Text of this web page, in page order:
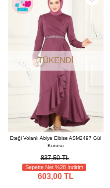
TÜKENDI
Eteği Volanlı Abiye Elbise ASM2497 Gül
Kurusu
837,50 TL
Sepette Net %28 İndirim
603,00 TL